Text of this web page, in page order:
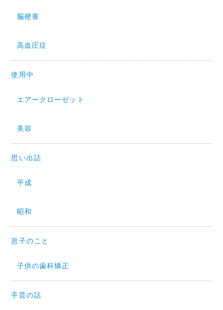
脳梗塞
高血圧症
使用中
エアークローゼット
美容
思い出話
平成
昭和
息子のこと
子供の歯科矯正
手芸の話